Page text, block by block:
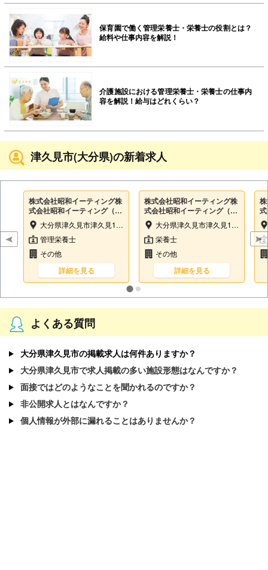
保育園で働く管理栄養士・栄養士の役割とは？
給料や仕事内容を解説！
介護施設における管理栄養士・栄養士の仕事内
容を解説！給与はどれくらい？
津久見市(大分県)の新着求人
株式会社昭和イーティング株
式会社昭和イーティング（住
宅型有料老人ホームえん内）大分県津久見市津久見1487-1
管理栄養士
その他
詳細を見る
株式会社昭和イーティング株
式会社昭和イーティング（住
宅型有料老人ホームえん内）大分県津久見市津久見1487-1
栄養士
その他
詳細を見る
よくある質問
大分県津久見市の掲載求人は何件ありますか？
大分県津久見市で求人掲載の多い施設形態はなんですか？
面接ではどのようなことを聞かれるのですか？
非公開求人とはなんですか？
個人情報が外部に漏れることはありませんか？